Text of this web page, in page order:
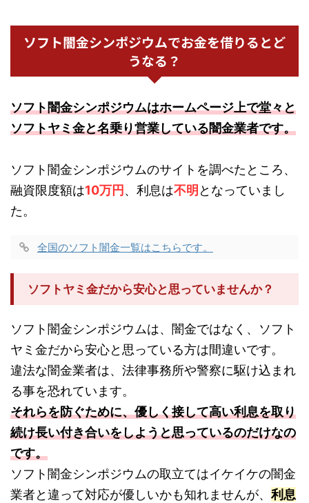
ソフト闇金シンポジウムでお金を借りるとど
うなる？
ソフト闇金シンポジウムはホームページ上で堂々と
ソフトヤミ金と名乗り営業している闇金業者です。
ソフト闇金シンポジウムのサイトを調べたところ、
融資限度額は10万円 、利息は不明 となっていまし
た。
全国のソフト闇金一覧はこちらです。
ソフトヤミ金だから安心と思っていませんか？
ソフト闇金シンポジウムは、闇金ではなく、ソフト
ヤミ金だから安心と思っている方は間違いです。
違法な闇金業者は、法律事務所や警察に駆け込まれ
る事を恐れています。
それらを防ぐために、優しく接して高い利息を取り
続け長い付き合いをしようと思っているのだけなの
です。
ソフト闇金シンポジウムの取立てはイケイケの闇金
業者と違って対応が優しいかも知れませんが、利息